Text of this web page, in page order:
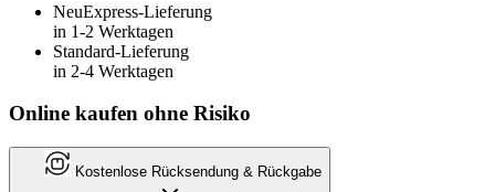
NeuExpress-Lieferung
in 1-2 Werktagen
Standard-Lieferung
in 2-4 Werktagen
Online kaufen ohne Risiko
Kostenlose Rücksendung & Rückgabe